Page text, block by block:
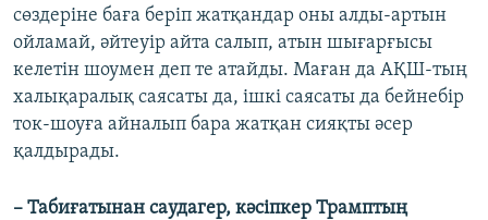
сөздеріне баға беріп жатқандар оны алды-артын
ойламай, әйтеуір айта салып, атын шығарғысы
келетін шоумен деп те атайды. Маған да АҚШ-тың
халықаралық саясаты да, ішкі саясаты да бейнебір
ток-шоуға айналып бара жатқан сияқты әсер
қалдырады.
– Табиғатынан саудагер, кәсіпкер Трамптың